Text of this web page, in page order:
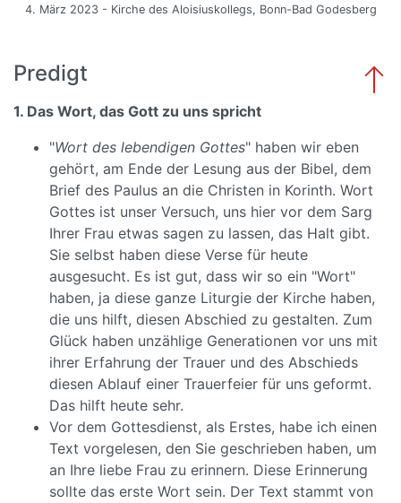
4. März 2023 - Kirche des Aloisiuskollegs, Bonn-Bad Godesberg
Predigt
1. Das Wort, das Gott zu uns spricht
"Wort des lebendigen Gottes" haben wir eben
gehört, am Ende der Lesung aus der Bibel, dem
Brief des Paulus an die Christen in Korinth. Wort
Gottes ist unser Versuch, uns hier vor dem Sarg
Ihrer Frau etwas sagen zu lassen, das Halt gibt.
Sie selbst haben diese Verse für heute
ausgesucht. Es ist gut, dass wir so ein "Wort"
haben, ja diese ganze Liturgie der Kirche haben,
die uns hilft, diesen Abschied zu gestalten. Zum
Glück haben unzählige Generationen vor uns mit
ihrer Erfahrung der Trauer und des Abschieds
diesen Ablauf einer Trauerfeier für uns geformt.
Das hilft heute sehr.
Vor dem Gottesdienst, als Erstes, habe ich einen
Text vorgelesen, den Sie geschrieben haben, um
an Ihre liebe Frau zu erinnern. Diese Erinnerung
sollte das erste Wort sein. Der Text stammt von